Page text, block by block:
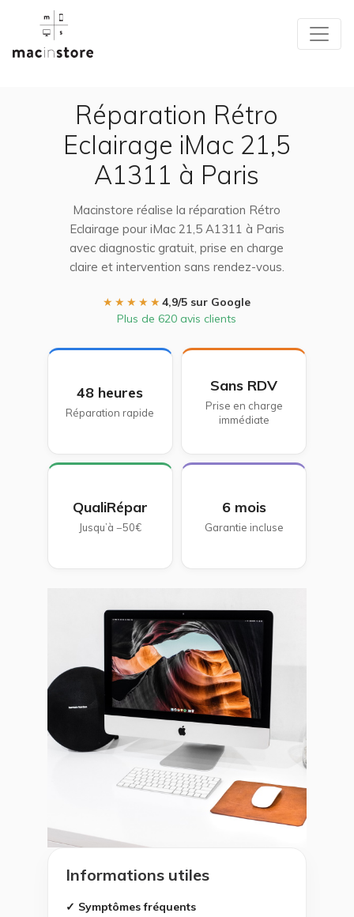
Réparation Rétro
Eclairage iMac 21,5
A1311 à Paris
Macinstore réalise la réparation Rétro
Eclairage pour iMac 21,5 A1311 à Paris
avec diagnostic gratuit, prise en charge
claire et intervention sans rendez-vous.
★★★★★4,9/5 sur Google
Plus de 620 avis clients
48 heures
Réparation rapide
Sans RDV
Prise en charge
immédiate
QualiRépar
Jusqu’à −50€
6 mois
Garantie incluse
Informations utiles
✓ Symptômes fréquents